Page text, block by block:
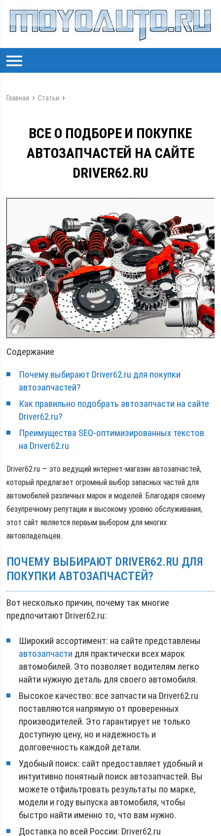
Главная Статьи
ВСЕ О ПОДБОРЕ И ПОКУПКЕ
АВТОЗАПЧАСТЕЙ НА САЙТЕ
DRIVER62.RU
Содержание
Почему выбирают Driver62.ru для покупки
автозапчастей?
Как правильно подобрать автозапчасти на сайте
Driver62.ru?
Преимущества SEO-оптимизированных текстов
на Driver62.ru
Driver62.ru — это ведущий интернет-магазин автозапчастей,
который предлагает огромный выбор запасных частей для
автомобилей различных марок и моделей. Благодаря своему
безупречному репутации и высокому уровню обслуживания,
этот сайт является первым выбором для многих
автовладельцев.
ПОЧЕМУ ВЫБИРАЮТ DRIVER62.RU ДЛЯ
ПОКУПКИ АВТОЗАПЧАСТЕЙ?
Вот несколько причин, почему так многие
предпочитают Driver62.ru:
Широкий ассортимент: на сайте представлены
автозапчасти для практически всех марок
автомобилей. Это позволяет водителям легко
найти нужную деталь для своего автомобиля.
Высокое качество: все запчасти на Driver62.ru
поставляются напрямую от проверенных
производителей. Это гарантирует не только
доступную цену, но и надежность и
долговечность каждой детали.
Удобный поиск: сайт предоставляет удобный и
интуитивно понятный поиск автозапчастей. Вы
можете отфильтровать результаты по марке,
модели и году выпуска автомобиля, чтобы
быстро найти именно то, что вам нужно.
Доставка по всей России: Driver62.ru